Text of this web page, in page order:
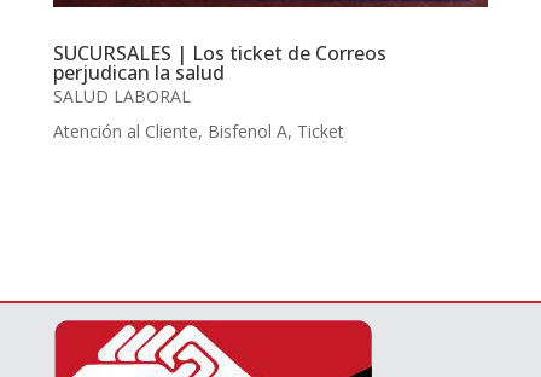
SUCURSALES | Los ticket de Correos
perjudican la salud
SALUD LABORAL
Atención al Cliente, Bisfenol A, Ticket